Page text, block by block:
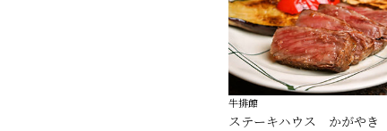
牛排館
ステーキハウス かがやき